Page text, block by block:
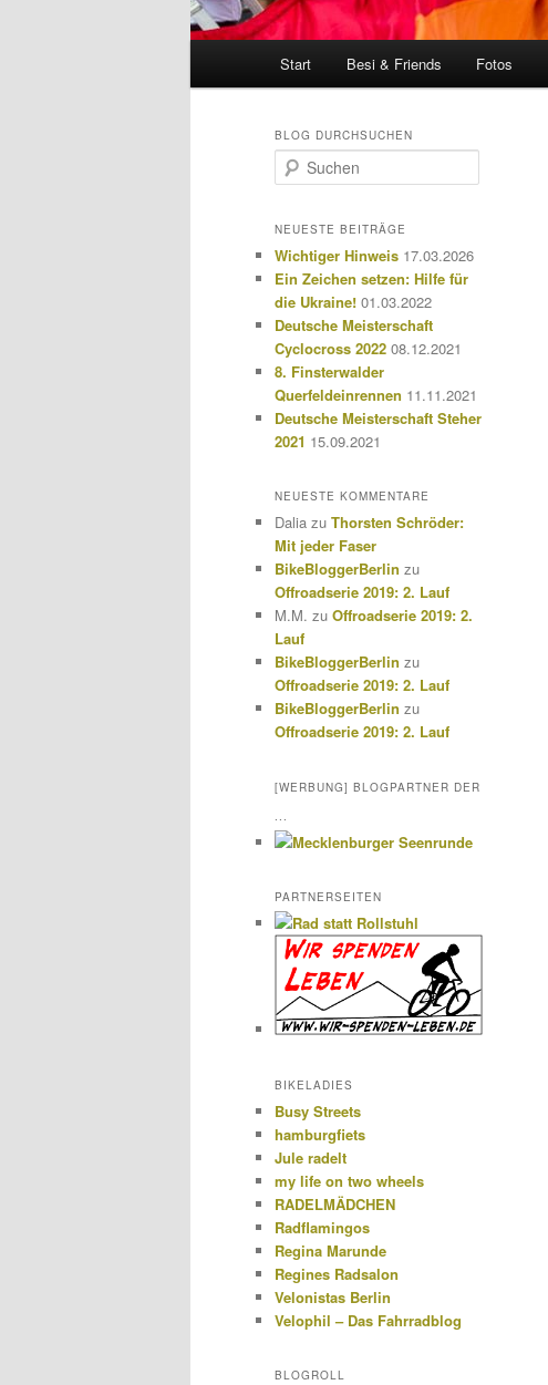
Start Besi & Friends Fotos
BLOG DURCHSUCHEN
u
h
n
NEUESTE BEITRÄGE
Wichtiger Hinweis 17.03.2026
Ein Zeichen setzen: Hilfe für
die Ukraine! 01.03.2022
Deutsche Meisterschaft
Cyclocross 2022 08.12.2021
8. Finsterwalder
Querfeldeinrennen 11.11.2021
Deutsche Meisterschaft Steher
2021 15.09.2021
NEUESTE KOMMENTARE
Dalia zu Thorsten Schröder:
Mit jeder Faser
BikeBloggerBerlin zu
Offroadserie 2019: 2. Lauf
M.M. zu Offroadserie 2019: 2.
Lauf
BikeBloggerBerlin zu
Offroadserie 2019: 2. Lauf
BikeBloggerBerlin zu
Offroadserie 2019: 2. Lauf
[WERBUNG] BLOGPARTNER DER
PARTNERSEITEN
BIKELADIES
Busy Streets
hamburgfiets
Jule radelt
my life on two wheels
RADELMÄDCHEN
Radflamingos
Regina Marunde
Regines Radsalon
Velonistas Berlin
Velophil – Das Fahrradblog
BLOGROLL